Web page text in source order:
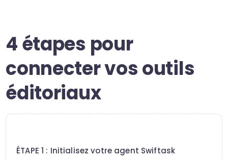
4 étapes pour
connecter vos outils
éditoriaux
ÉTAPE 1 : Initialisez votre agent Swiftask